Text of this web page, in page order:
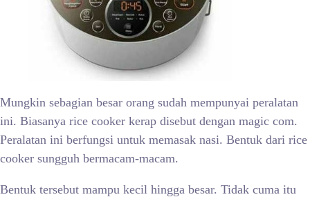
Mungkin sebagian besar orang sudah mempunyai peralatan
ini. Biasanya rice cooker kerap disebut dengan magic com.
Peralatan ini berfungsi untuk memasak nasi. Bentuk dari rice
cooker sungguh bermacam-macam.
Bentuk tersebut mampu kecil hingga besar. Tidak cuma itu